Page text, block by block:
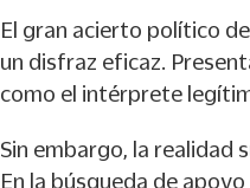
El gran acierto político
un disfraz eficaz.
como el intérprete
Sin embargo, la realidad
En la búsqueda de